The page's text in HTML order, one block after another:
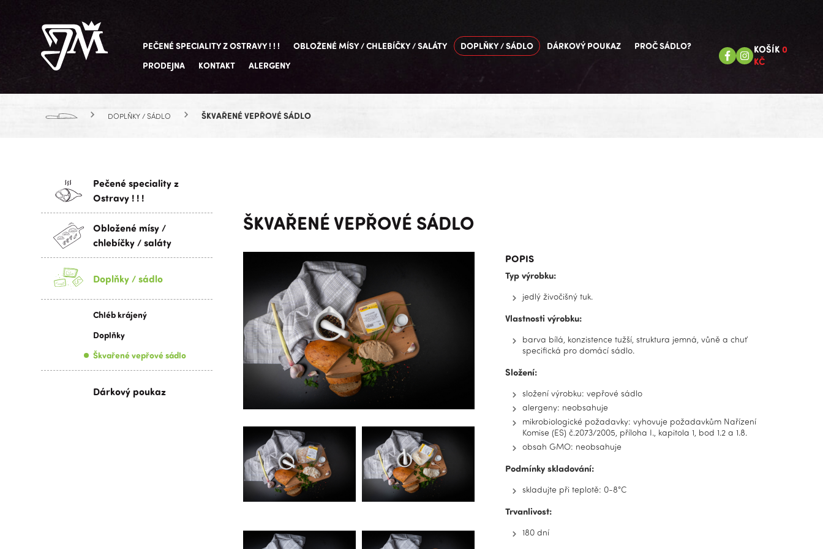
PEČENÉ SPECIALITY Z OSTRAVY ! ! ! OBLOŽENÉ MÍSY / CHLEBÍČKY / SALÁTY DOPLŇKY / SÁDLO DÁRKOVÝ POUKAZ
PROČ SÁDLO?
PRODEJNA
KONTAKT ALERGENY
KOŠÍK 0
KČ
DOPLŇKY / SÁDLO ŠKVAŘENÉ VEPŘOVÉ SÁDLO
Pečené speciality z
Ostravy ! ! !
Obložené mísy /
chlebíčky / saláty
Doplňky / sádlo
Chléb krájený
Doplňky
Škvařené vepřové sádlo
Dárkový poukaz
ŠKVAŘENÉ VEPŘOVÉ SÁDLO
POPIS
Typ výrobku:
jedlý živočišný tuk.
Vlastnosti výrobku:
barva bílá, konzistence tužší, struktura jemná, vůně a chuť
specifická pro domácí sádlo.
Složení:
složení výrobku: vepřové sádlo
alergeny: neobsahuje
mikrobiologické požadavky: vyhovuje požadavkům Nařízení
Komise (ES) č.2073/2005, příloha I., kapitola 1, bod 1.2 a 1.8.
obsah GMO: neobsahuje
Podmínky skladování:
skladujte při teplotě: 0-8°C
Trvanlivost:
180 dní